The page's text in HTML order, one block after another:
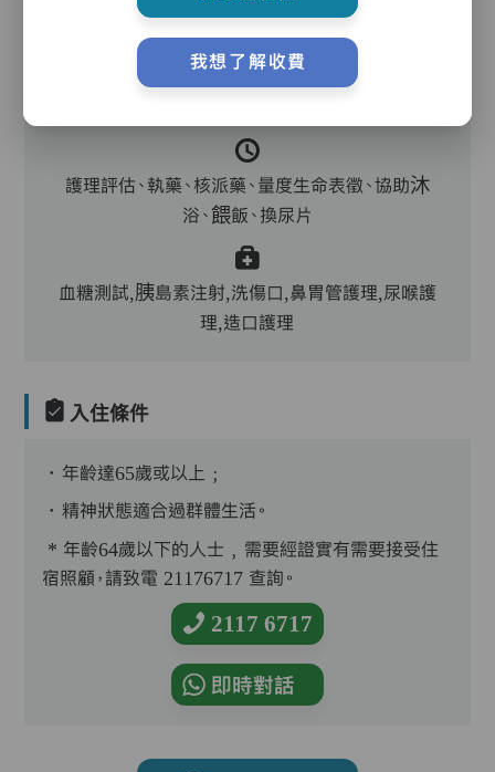
主管,助理員,護理員,保健員,職業治療師,到診醫
護理評估、執藥、核派藥、量度生命表徵、協助沐
浴、餵飯、換尿片
血糖測試,胰島素注射,洗傷口,鼻胃管護理,尿喉護
理,造口護理
入住條件
．年齡達65歲或以上﹔
．精神狀態適合過群體生活。
* 年齡64歲以下的人士﹐需要經證實有需要接受住
宿照顧，請致電 21176717 查詢。
2117 6717
即時對話
我想了解收費